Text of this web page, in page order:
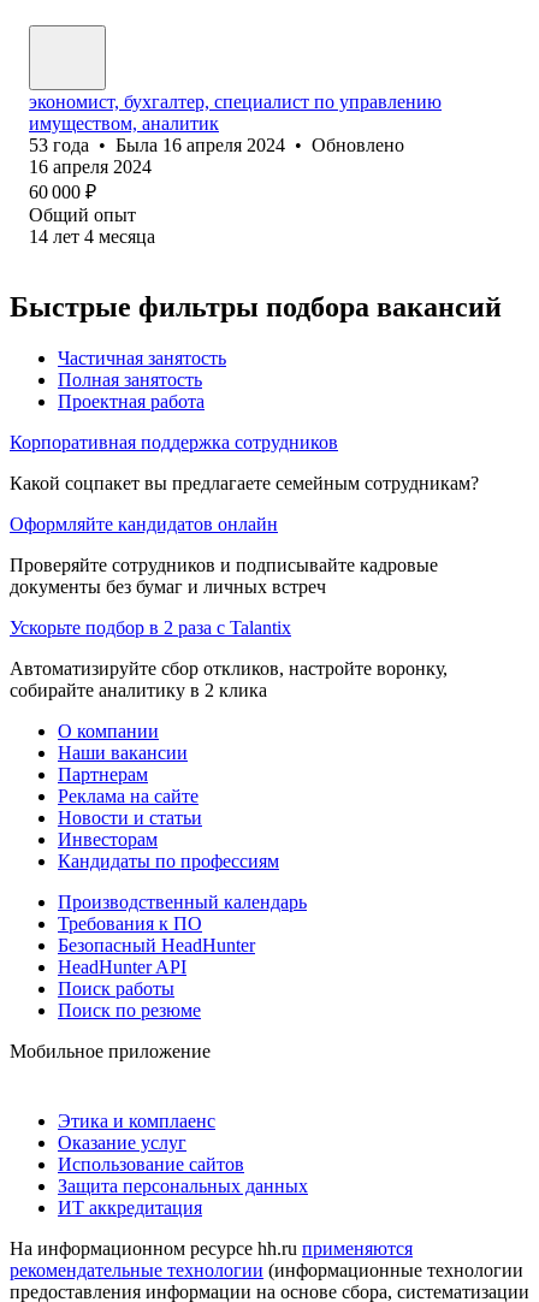
экономист, бухгалтер, специалист по управлению
имуществом, аналитик
53 года • Была 16 апреля 2024 • Обновлено
16 апреля 2024
60 000 ₽
Общий опыт
14 лет 4 месяца
Быстрые фильтры подбора вакансий
Частичная занятость
Полная занятость
Проектная работа
Корпоративная поддержка сотрудников
Какой соцпакет вы предлагаете семейным сотрудникам?
Оформляйте кандидатов онлайн
Проверяйте сотрудников и подписывайте кадровые
документы без бумаг и личных встреч
Ускорьте подбор в 2 раза с Talantix
Автоматизируйте сбор откликов, настройте воронку,
собирайте аналитику в 2 клика
О компании
Наши вакансии
Партнерам
Реклама на сайте
Новости и статьи
Инвесторам
Кандидаты по профессиям
Производственный календарь
Требования к ПО
Безопасный HeadHunter
HeadHunter API
Поиск работы
Поиск по резюме
Мобильное приложение
Этика и комплаенс
Оказание услуг
Использование сайтов
Защита персональных данных
ИТ аккредитация
На информационном ресурсе hh.ru применяются
рекомендательные технологии (информационные технологии
предоставления информации на основе сбора, систематизации